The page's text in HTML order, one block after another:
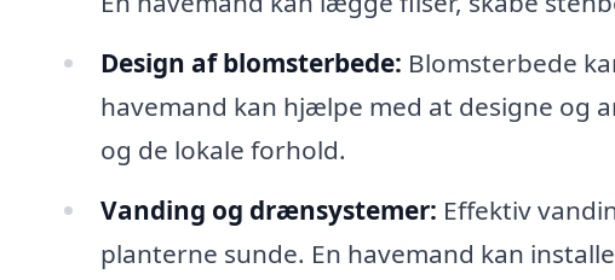
Design af blomsterbede: Blomsterbede
havemand kan hjælpe med at designe og
og de lokale forhold.
Vanding og drænsystemer: Effektiv
planterne sunde. En havemand kan